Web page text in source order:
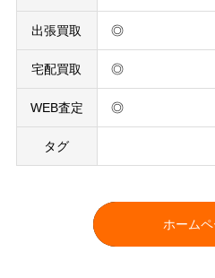
出張買取 ◎
宅配買取 ◎
WEB査定 ◎
タグ
ホーム